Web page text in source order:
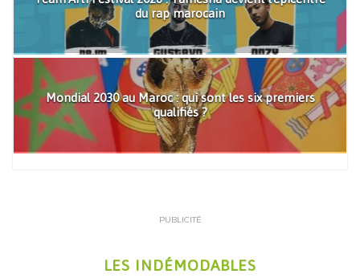
du rap marocain
Mondial 2030 au Maroc : qui sont les six premiers
qualifiés ?
PUBLICITÉ
LES INDÉMODABLES